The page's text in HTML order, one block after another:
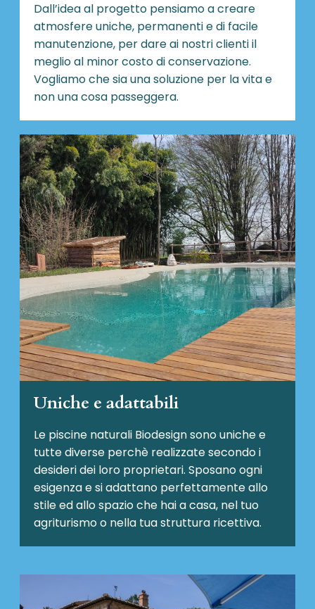
Dall’idea al progetto pensiamo a creare
atmosfere uniche, permanenti e di facile
manutenzione, per dare ai nostri clienti il
meglio al minor costo di conservazione.
Vogliamo che sia una soluzione per la vita e
non una cosa passeggera.
Uniche e adattabili
Le piscine naturali Biodesignsono uniche e
tutte diverse perchè realizzate secondo i
desideri dei loro proprietari. Sposano ogni
esigenza e si adattano perfettamente allo
stile ed allo spazio che hai a casa, nel tuo
agriturismo o nella tua struttura ricettiva.